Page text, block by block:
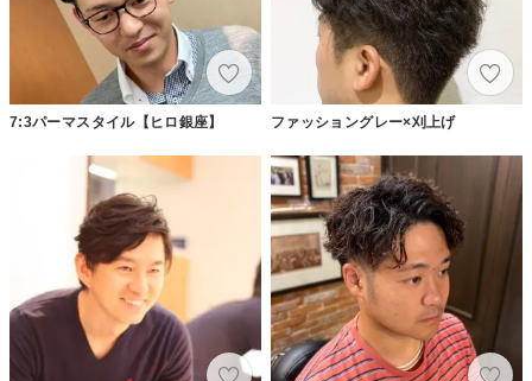
7:3パーマスタイル【ヒロ銀座】 ファッショングレー×刈上げ